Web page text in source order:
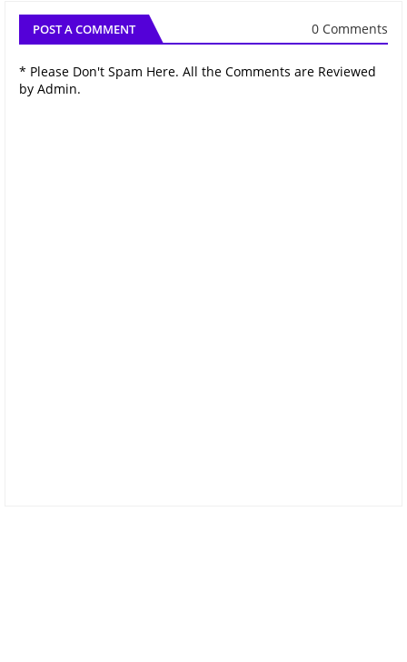
POST A COMMENT 0 Comments
* Please Don't Spam Here. All the Comments are Reviewed
by Admin.